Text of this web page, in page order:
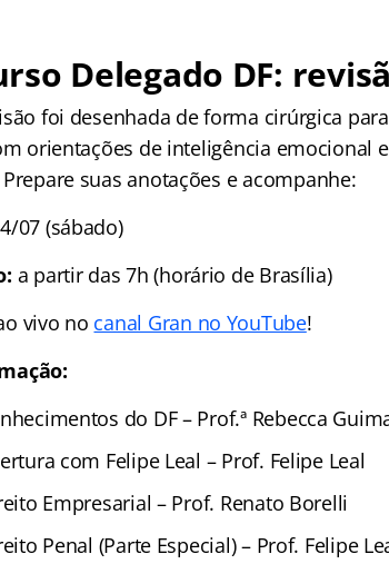
Delegado DF:
foi desenhada de forma cirúrgica
orientações de inteligência emocional
suas anotações e acompanhe:
07 (sábado)
a partir das 7h (horário de Brasília)
vivo no canal Gran no YouTube!
do DF – Prof.ª Rebecca
com Felipe Leal – Prof. Felipe Leal
Empresarial – Prof. Renato Borelli
Penal (Parte Especial) – Prof. Felipe